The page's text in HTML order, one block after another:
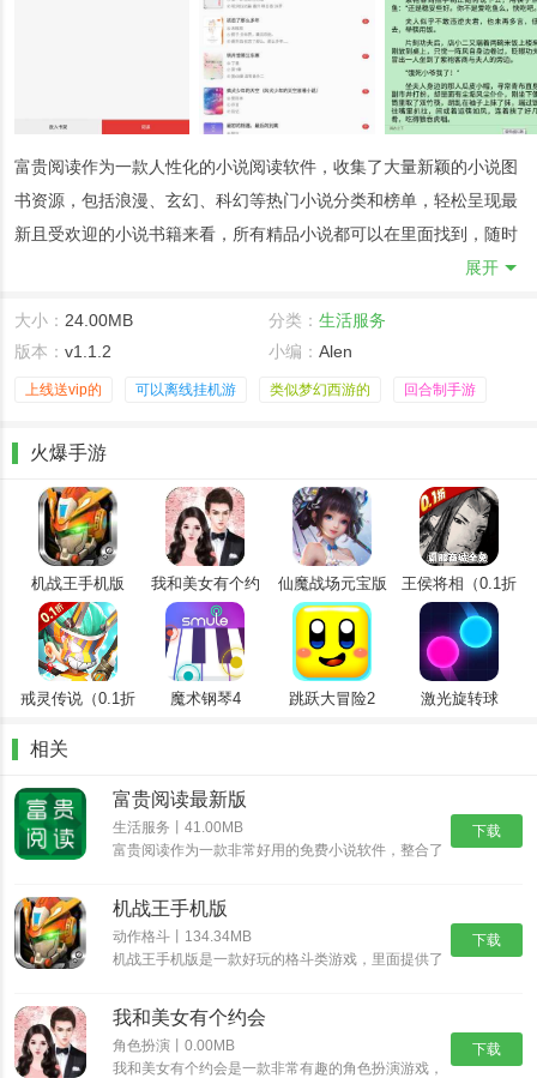
富贵阅读作为一款人性化的小说阅读软件，收集了大量新颖的小说图
书资源，包括浪漫、玄幻、科幻等热门小说分类和榜单，轻松呈现最
新且受欢迎的小说书籍来看，所有精品小说都可以在里面找到，随时
随地在线阅读看书，享受全面的追书乐趣，还支持用户自定义阅读界
行全面设置，及时阅读完整小说内容，有需要的用户欢迎来本站下载
1、自定义阅读界面：用户可以根据自己的喜好调整阅读界面，以获
得最佳的阅读体验。
2、书签和笔记：在阅读过程中，您可以随时添加书签或做笔记，以
便将来复习。
3、同步阅读进度：支持多设备同步，允许您在家或外出时继续之前
的阅读进度。
4、智能推荐：根据用户的阅读历史和喜好，智能推荐相关书籍，发
现更多好书。
展开
大小： 24.00MB 分类： 生活服务
版本： v1.1.2 小编： Alen
上线送vip的 可以离线挂机游 类似梦幻西游的 回合制手游
火爆手游
机战王手机版
我和美女有个约
会
仙魔战场元宝版
王侯将相（0.1折
全密卷无限
648）
戒灵传说（0.1折
魔术钢琴4 跳跃大冒险2 激光旋转球
相关
下载
富贵阅读最新版
生活服务丨41.00MB
富贵阅读作为一款非常好用的免费小说软件，整合了
阅读乐趣，还集成历史记录、书架、排行榜等功能，
使用户能够快......
下载
机战王手机版
动作格斗丨134.34MB
机战王手机版是一款好玩的格斗类游戏，里面提供了
场景中开启冒险之旅，收集更多的装备提升机甲的属
性。
下载
我和美女有个约会
角色扮演丨0.00MB
我和美女有个约会是一款非常有趣的角色扮演游戏，